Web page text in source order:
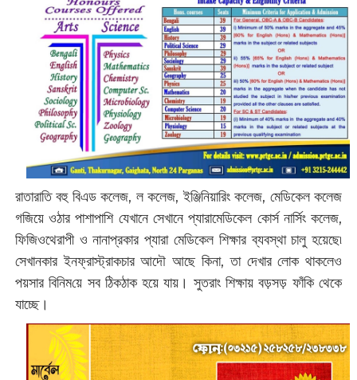
রাতারাতি বহু বিএড কলেজ, ল কলেজ, ইঞ্জিনিয়ারিং কলেজ, মেডিকেল কলেজ
গজিয়ে ওঠার পাশাপাশি যেখানে সেখানে প্যারামেডিকেল কোর্স নার্সিং কলেজ,
ফিজিওথেরাপী ও নানাপ্রকার প্যারা মেডিকেল শিক্ষার ব্যবস্থা চালু হয়েছে৷
সেখানকার ইনফ্রাস্ট্রাকচার আদৌ আছে কিনা, তা দেখার লোক থাকলেও
পয়সার বিনিম‌য়ে সব ঠিকঠাক হয়ে যায়। সুতরাং শিক্ষায় বড়সড় ফাঁকি থেকে
যাচ্ছে।